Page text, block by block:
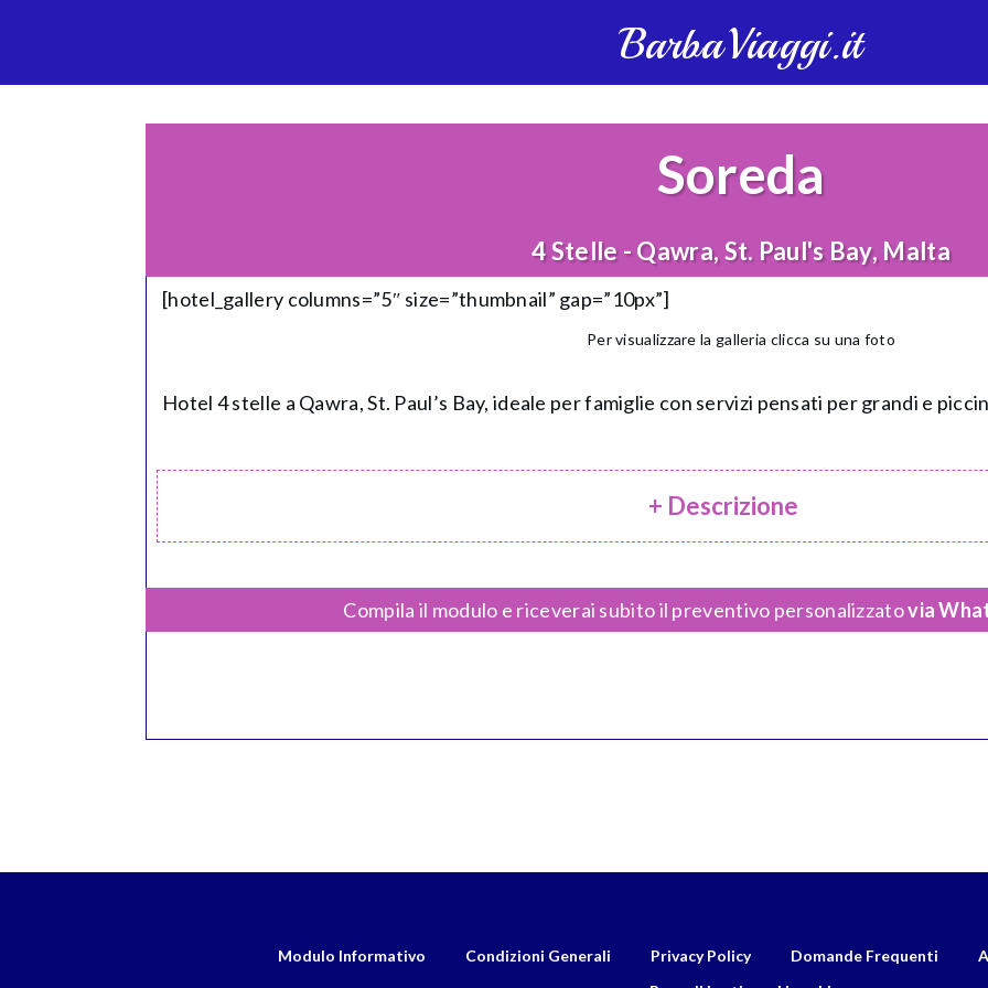
BarbaViaggi.it
Soreda
4 Stelle - Qawra, St. Paul's Bay, Malta
[hotel_gallery columns=”5″ size=”thumbnail” gap=”10px”]
Per visualizzare la galleria clicca su una foto
Hotel 4 stelle a Qawra, St. Paul’s Bay, ideale per famiglie con servizi pensati per grandi e
+ Descrizione
Compila il modulo e riceverai subito il preventivo personalizzatovia
Modulo Informativo Condizioni Generali Privacy Policy Domande Frequenti